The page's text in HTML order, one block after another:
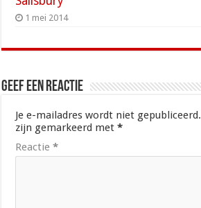
1 mei 2014
Geef een reactie
Je e-mailadres wordt niet gepubliceerd.
zijn gemarkeerd met*
Reactie*